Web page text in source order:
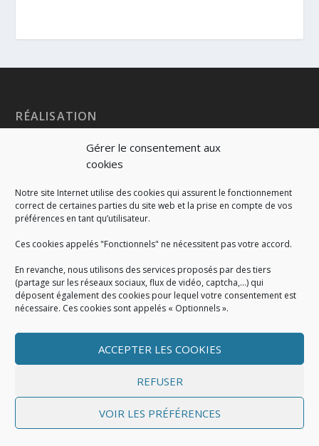
Gérer le consentement aux
cookies
Notre site Internet utilise des cookies qui assurent le fonctionnement
correct de certaines parties du site web et la prise en compte de vos
préférences en tant qu’utilisateur.
Ces cookies appelés "Fonctionnels" ne nécessitent pas votre accord.
En revanche, nous utilisons des services proposés par des tiers
(partage sur les réseaux sociaux, flux de vidéo, captcha,...) qui
déposent également des cookies pour lequel votre consentement est
nécessaire. Ces cookies sont appelés « Optionnels ».
ACCEPTER LES COOKIES
REFUSER
VOIR LES PRÉFÉRENCES
RÉALISATION
MENTIONS LÉGALES
Politique de cookies